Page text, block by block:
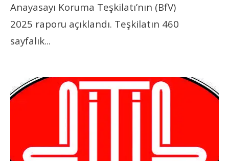
Anayasayı Koruma Teşkilatı’nın (BfV)
2025 raporu açıklandı. Teşkilatın 460
sayfalık...